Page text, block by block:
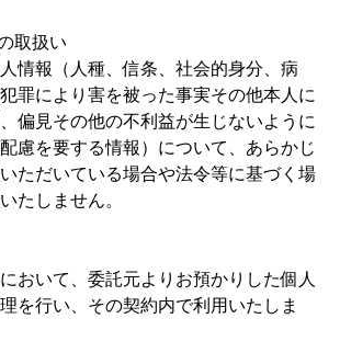
取扱い
情報（人種、信条、社会的身分、病
罪により害を被った事実その他本人に
偏見その他の不利益が生じないように
慮を要する情報）について、あらかじ
ただいている場合や法令等に基づく場
たしません。
おいて、委託元よりお預かりした個人
を行い、その契約内で利用いたしま